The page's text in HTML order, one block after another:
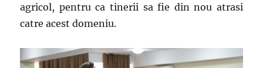
agricol, pentru ca tinerii sa fie din nou atrasi
catre acest domeniu.